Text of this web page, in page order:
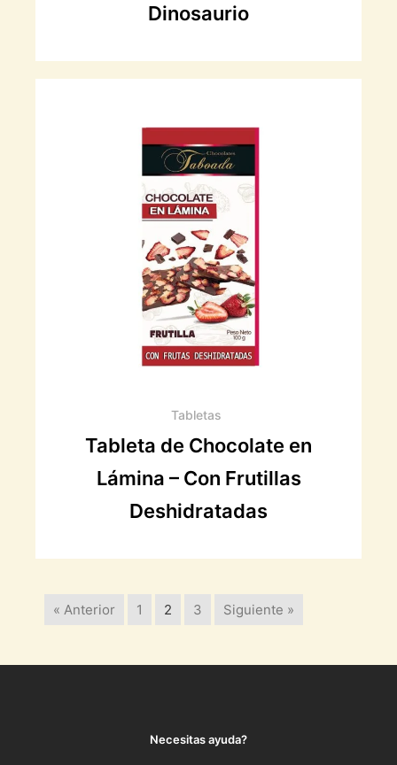
Dinosaurio
Tabletas
Tableta de Chocolate en
Lámina – Con Frutillas
Deshidratadas
« Anterior 1 2 3 Siguiente »
Necesitas ayuda?